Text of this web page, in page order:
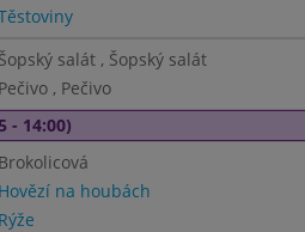
Šopský salát , Šopský salát
Pečivo , Pečivo
- 14:00)
Brokolicová
Hovězí na houbách
Rýže